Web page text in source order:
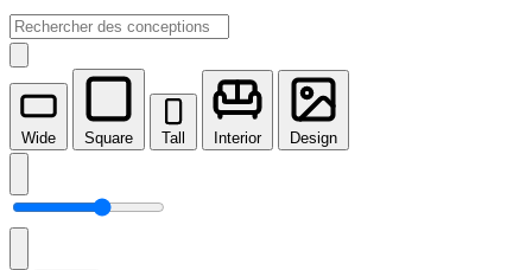
Wide Square Tall Interior Design